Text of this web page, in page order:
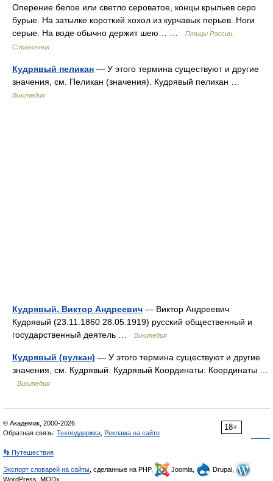
Оперение белое или светло сероватое, концы крыльев серо
бурые. На затылке короткий хохол из курчавых перьев. Ноги
серые. На воде обычно держит шею… …
Птицы России.
Справочник
Кудрявый пеликан — У этого термина существуют и другие
значения, см. Пеликан (значения). Кудрявый пеликан …
Википедия
Кудрявый, Виктор Андреевич — Виктор Андреевич
Кудрявый (23.11.1860 28.05.1919) русский общественный и
государственный деятель …
Википедия
Кудрявый (вулкан) — У этого термина существуют и другие
значения, см. Кудрявый. Кудрявый Координаты: Координаты …
Википедия
18+
© Академик, 2000-2026
Обратная связь: Техподдержка Реклама на сайте
👣 Путешествия
Экспорт словарей на сайты , сделанные на PHP, Joomla,
Drupal,
WordPress, MODx.